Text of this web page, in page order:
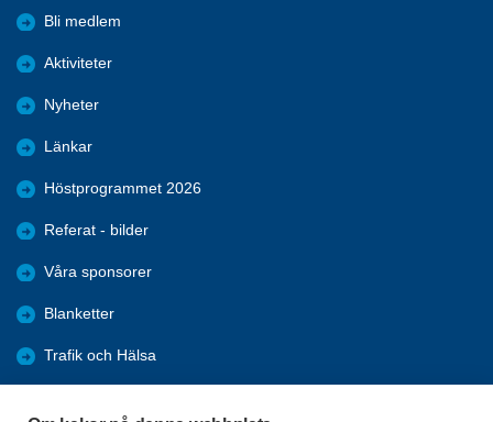
Bli medlem
Aktiviteter
Nyheter
Länkar
Höstprogrammet 2026
Referat - bilder
Våra sponsorer
Blanketter
Trafik och Hälsa